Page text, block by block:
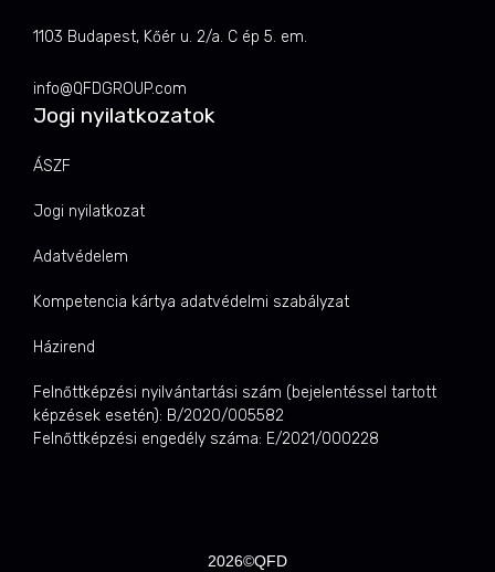
1103 Budapest, Kőér u. 2/a. C ép 5. em.
info@QFDGROUP.com
Jogi nyilatkozatok
ÁSZF
Jogi nyilatkozat
Adatvédelem
Kompetencia kártya adatvédelmi szabályzat
Házirend
Felnőttképzési nyilvántartási szám (bejelentéssel tartott
képzések esetén): B/2020/005582
Felnőttképzési engedély száma: E/2021/000228
2026©QFD